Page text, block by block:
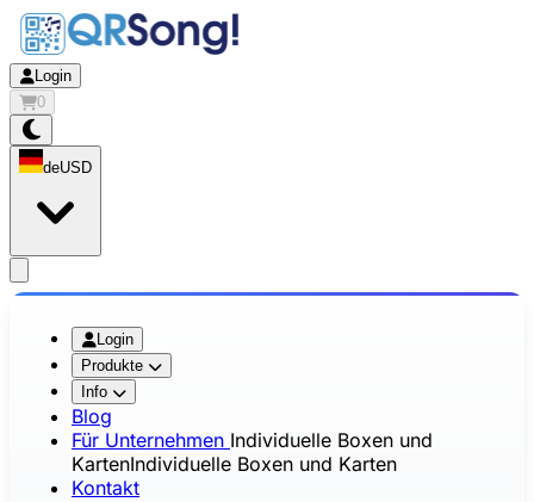
Login
0
deUSD
Login
Produkte
Info
Blog
Für Unternehmen Individuelle Boxen und
KartenIndividuelle Boxen und Karten
Kontakt